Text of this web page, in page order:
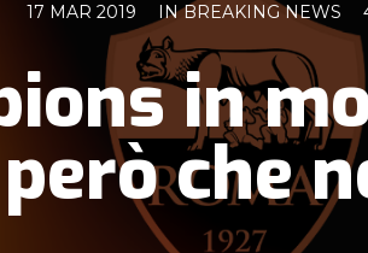
17 MAR 2019 INBREAKING NEWS
in
che